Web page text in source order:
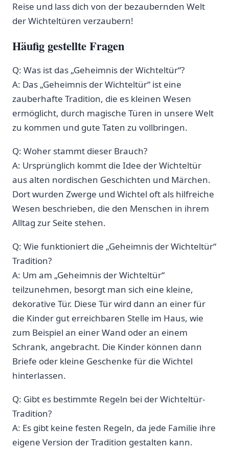
Reise und lass dich ‍von ⁢der bezaubernden Welt
‌der Wichteltüren verzaubern!
Häufig gestellte Fragen
Q: Was ​ist das‍ „Geheimnis der Wichteltür“?
A: Das „Geheimnis der Wichteltür“ ist eine
zauberhafte Tradition, die es kleinen ‌Wesen
ermöglicht, durch magische Türen in unsere Welt
zu kommen und gute Taten zu vollbringen.
Q:⁤ Woher‍ stammt dieser Brauch?
A: Ursprünglich ​kommt die Idee der Wichteltür
aus alten nordischen Geschichten und Märchen.
Dort⁣ wurden Zwerge und​ Wichtel‍ oft als hilfreiche
Wesen beschrieben, die den Menschen in ihrem
Alltag zur Seite stehen.
Q: Wie funktioniert ‍die⁢ „Geheimnis der Wichteltür“
Tradition?
A: Um am „Geheimnis der Wichteltür“
teilzunehmen, besorgt man sich eine kleine,
dekorative Tür. Diese ‍Tür wird dann an⁢ einer für
die Kinder gut erreichbaren Stelle im Haus, wie
zum Beispiel an einer Wand oder an einem
Schrank,⁤ angebracht. Die Kinder können dann
Briefe oder kleine‌ Geschenke für die Wichtel
hinterlassen.
Q: Gibt es bestimmte Regeln bei der Wichteltür-
Tradition?
A: Es gibt keine festen ‍Regeln, da jede ⁢Familie ihre
eigene Version der Tradition gestalten kann.